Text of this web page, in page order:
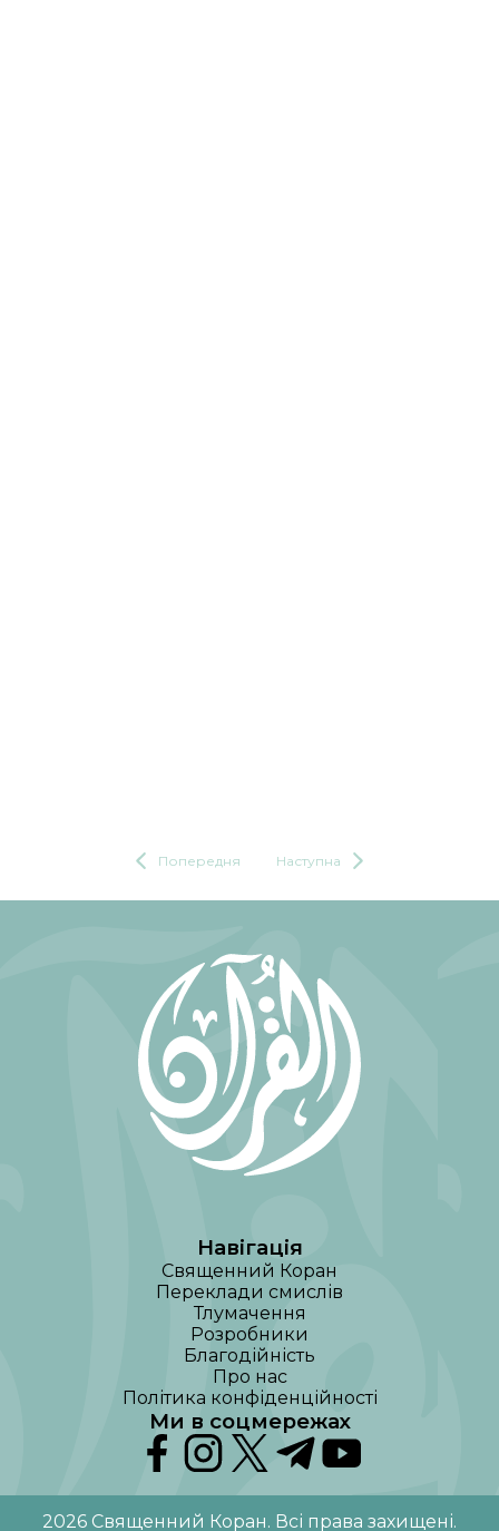
Попередня Наступна
Навігація
Священний Коран
Переклади смислів
Тлумачення
Розробники
Благодійність
Про нас
Політика конфіденційності
Ми в соцмережах
2026 Священний Коран. Всі права захищені.